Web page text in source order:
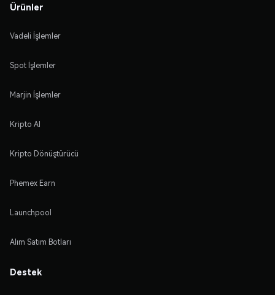
Ürünler
Vadeli İşlemler
Spot İşlemler
Marjin İşlemler
Kripto Al
Kripto Dönüştürücü
Phemex Earn
Launchpool
Alım Satım Botları
Destek